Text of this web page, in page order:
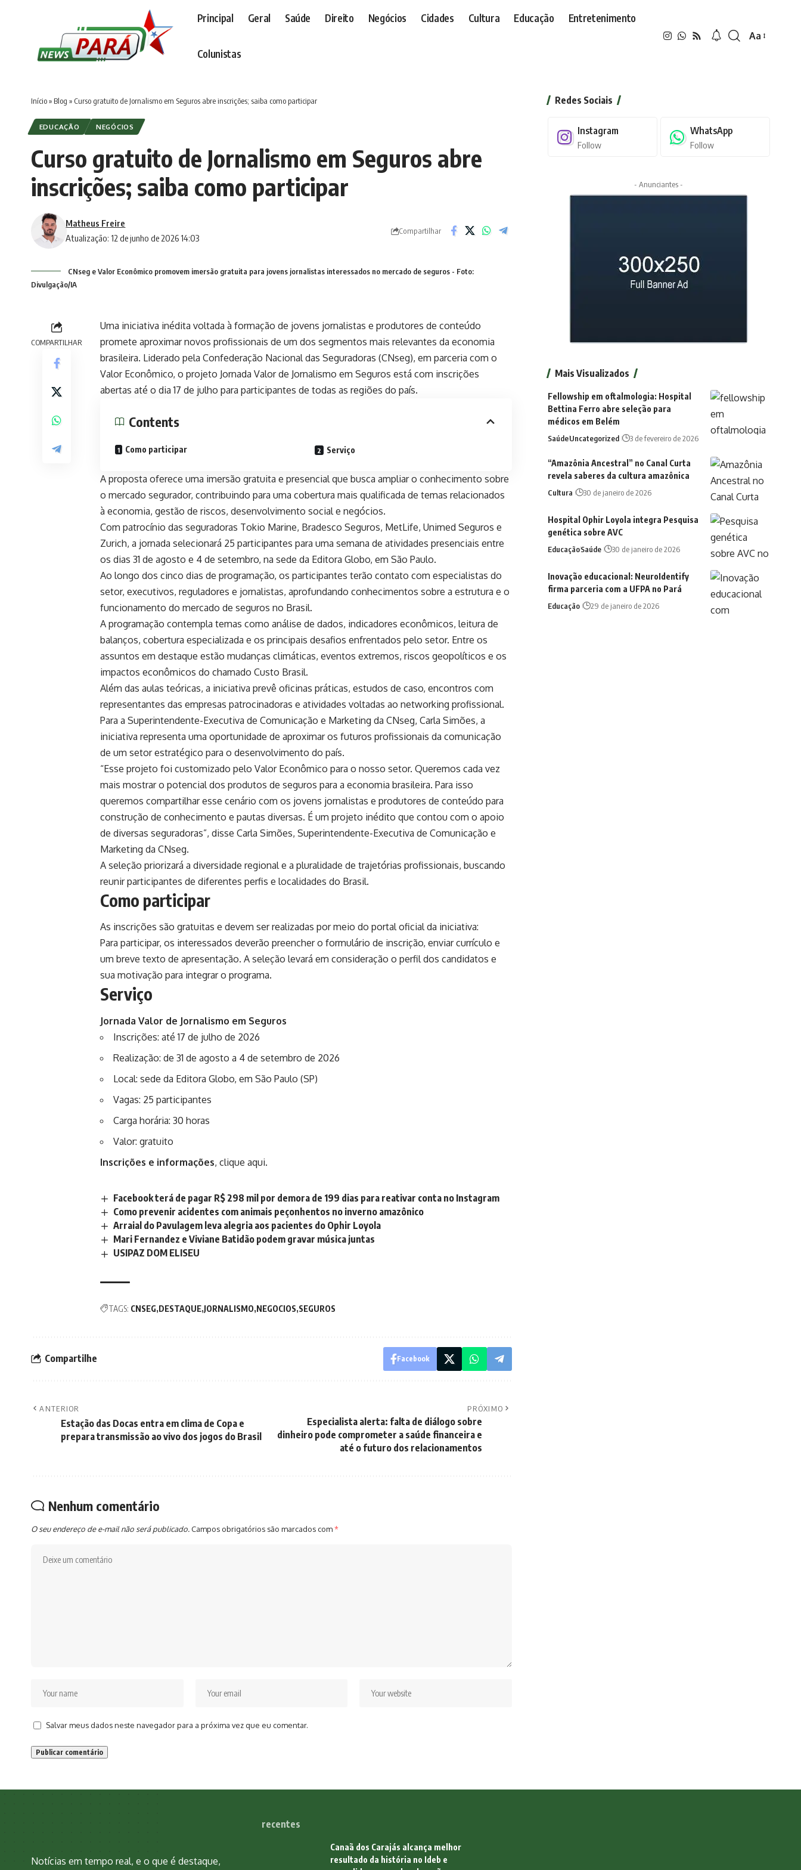
Principal Geral Saúde Direito Negócios Cidades Cultura Educação Entretenimento
Colunistas
Font
Aa
Início» Blog » Curso gratuito de Jornalismo em Seguros abre inscrições; saiba como participar
EDUCAÇÃO NEGÓCIOS
Curso gratuito de Jornalismo em Seguros abre
inscrições; saiba como participar
Atualização: 12 de junho de 2026 14:03
Matheus Freire
Compartilhar
CNseg e Valor Econômico promovem imersão gratuita para jovens jornalistas interessados no mercado de seguros - Foto:
Divulgação/IA
COMPARTILHAR
Uma iniciativa inédita voltada à formação de jovens jornalistas e produtores de conteúdo
promete aproximar novos profissionais de um dos segmentos mais relevantes da economia
brasileira. Liderado pela Confederação Nacional das Seguradoras (CNseg), em parceria com o
Valor Econômico, o projeto Jornada Valor de Jornalismo em Seguros está com inscrições
abertas até o dia 17 de julho para participantes de todas as regiões do país.
Contents
Como participar Serviço
A proposta oferece uma imersão gratuita e presencial que busca ampliar o conhecimento sobre
o mercado segurador, contribuindo para uma cobertura mais qualificada de temas relacionados
à economia, gestão de riscos, desenvolvimento social e negócios.
Com patrocínio das seguradoras Tokio Marine, Bradesco Seguros, MetLife, Unimed Seguros e
Zurich, a jornada selecionará 25 participantes para uma semana de atividades presenciais entre
os dias 31 de agosto e 4 de setembro, na sede da Editora Globo, em São Paulo.
Ao longo dos cinco dias de programação, os participantes terão contato com especialistas do
setor, executivos, reguladores e jornalistas, aprofundando conhecimentos sobre a estrutura e o
funcionamento do mercado de seguros no Brasil.
A programação contempla temas como análise de dados, indicadores econômicos, leitura de
balanços, cobertura especializada e os principais desafios enfrentados pelo setor. Entre os
assuntos em destaque estão mudanças climáticas, eventos extremos, riscos geopolíticos e os
impactos econômicos do chamado Custo Brasil.
Além das aulas teóricas, a iniciativa prevê oficinas práticas, estudos de caso, encontros com
representantes das empresas patrocinadoras e atividades voltadas ao networking profissional.
Para a Superintendente-Executiva de Comunicação e Marketing da CNseg, Carla Simões, a
iniciativa representa uma oportunidade de aproximar os futuros profissionais da comunicação
de um setor estratégico para o desenvolvimento do país.
“Esse projeto foi customizado pelo Valor Econômico para o nosso setor. Queremos cada vez
mais mostrar o potencial dos produtos de seguros para a economia brasileira. Para isso
queremos compartilhar esse cenário com os jovens jornalistas e produtores de conteúdo para
construção de conhecimento e pautas diversas. É um projeto inédito que contou com o apoio
de diversas seguradoras”, disse Carla Simões, Superintendente-Executiva de Comunicação e
Marketing da CNseg.
A seleção priorizará a diversidade regional e a pluralidade de trajetórias profissionais, buscando
reunir participantes de diferentes perfis e localidades do Brasil.
Como participar
As inscrições são gratuitas e devem ser realizadas por meio do portal oficial da iniciativa:
Para participar, os interessados deverão preencher o formulário de inscrição, enviar currículo e
um breve texto de apresentação. A seleção levará em consideração o perfil dos candidatos e
sua motivação para integrar o programa.
Serviço
Jornada Valor de Jornalismo em Seguros
Inscrições: até 17 de julho de 2026
Realização: de 31 de agosto a 4 de setembro de 2026
Local: sede da Editora Globo, em São Paulo (SP)
Vagas: 25 participantes
Carga horária: 30 horas
Valor: gratuito
Inscrições e informações, clique aqui.
Facebook terá de pagar R$ 298 mil por demora de 199 dias para reativar conta no Instagram
Como prevenir acidentes com animais peçonhentos no inverno amazônico
Arraial do Pavulagem leva alegria aos pacientes do Ophir Loyola
Mari Fernandez e Viviane Batidão podem gravar música juntas
USIPAZ DOM ELISEU
TAGS: CNSEG DESTAQUE JORNALISMO NEGOCIOS SEGUROS
Compartilhe Facebook
ANTERIOR
Estação das Docas entra em clima de Copa e
prepara transmissão ao vivo dos jogos do Brasil
PRÓXIMO
Especialista alerta: falta de diálogo sobre
dinheiro pode comprometer a saúde financeira e
até o futuro dos relacionamentos
Nenhum comentário
O seu endereço de e-mail não será publicado. Campos obrigatórios são marcados com*
Salvar meus dados neste navegador para a próxima vez que eu comentar.
Redes Sociais
Instagram
Follow
WhatsApp
Follow
- Anunciantes -
Mais Visualizados
Fellowship em oftalmologia: Hospital
Bettina Ferro abre seleção para
médicos em Belém
SaúdeUncategorized 3 de fevereiro de 2026
“Amazônia Ancestral” no Canal Curta
revela saberes da cultura amazônica
Cultura 30 de janeiro de 2026
Hospital Ophir Loyola integra Pesquisa
genética sobre AVC
EducaçãoSaúde 30 de janeiro de 2026
Inovação educacional: NeuroIdentify
firma parceria com a UFPA no Pará
Educação 29 de janeiro de 2026
Notícias em tempo real, e o que é destaque,
recentes
Canaã dos Carajás alcança melhor
resultado da história no Ideb e